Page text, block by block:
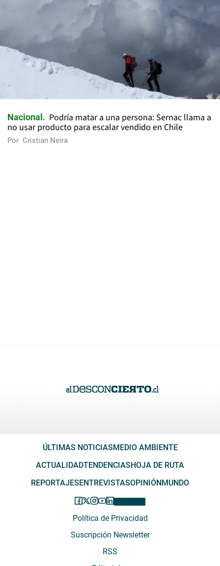
Nacional
Podría matar a una persona: Sernac llama a
no usar producto para escalar vendido en Chile
Por Cristian Neira
ÚLTIMAS NOTICIASMEDIO AMBIENTE
ACTUALIDADTENDENCIASHOJA DE RUTA
REPORTAJESENTREVISTASOPINIÓNMUNDO
Política de Privacidad
Suscripción Newsletter
RSS